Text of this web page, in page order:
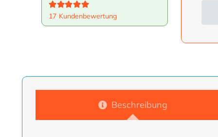
Bewertet mit5.00
17 Kundenbewertung
Beschreibung